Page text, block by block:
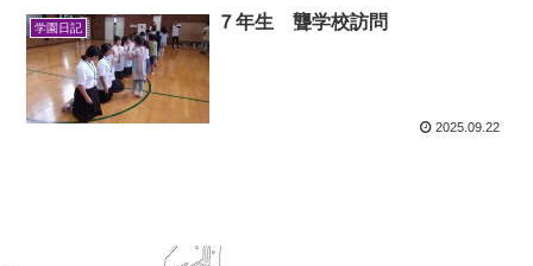
学園日記 ７年生 聾学校訪問
2025.09.22